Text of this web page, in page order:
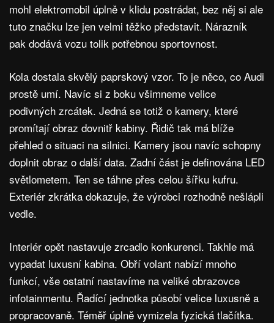
mohl elektromobil úplně v klidu postrádat, bez něj si ale
tuto značku lze jen velmi těžko představit. Nárazník
pak dodává vozu tolik potřebnou sportovnost.
Kola dostala skvělý paprskový vzor. To je něco, co Audi
prostě umí. Navíc si z boku všimneme velice
podivných zrcátek. Jedná se totiž o kamery, které
promítají obraz dovnitř kabiny. Řidič tak má blíže
přehled o situaci na silnici. Kamery jsou navíc schopny
doplnit obraz o další data. Zadní část je definována LED
světlometem. Ten se táhne přes celou šířku kufru.
Exteriér zkrátka dokazuje, že výrobci rozhodně nešlápli
vedle.
Interiér opět nastavuje zrcadlo konkurenci. Takhle má
vypadat luxusní kabina. Obří volant nabízí mnoho
funkcí, vše ostatní nastavíme na veliké obrazovce
infotainmentu. Řadící jednotka působí velice luxusně a
propracovaně. Téměř úplně vymizela fyzická tlačítka.